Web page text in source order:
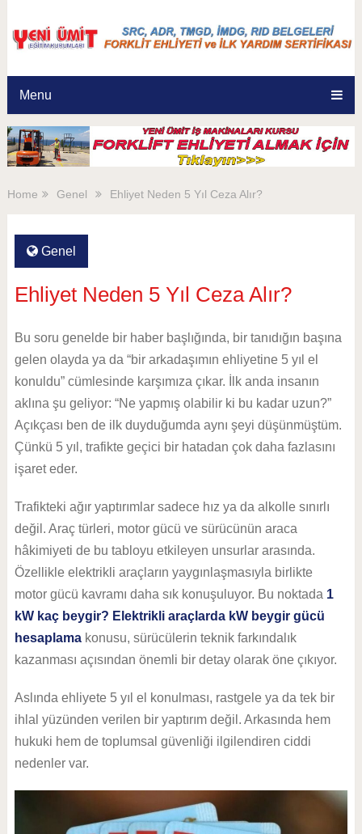
Menu
Home Genel Ehliyet Neden 5 Yıl Ceza Alır?
Genel
Ehliyet Neden 5 Yıl Ceza Alır?
Bu soru genelde bir haber başlığında, bir tanıdığın başına
gelen olayda ya da “bir arkadaşımın ehliyetine 5 yıl el
konuldu” cümlesinde karşımıza çıkar. İlk anda insanın
aklına şu geliyor: “Ne yapmış olabilir ki bu kadar uzun?”
Açıkçası ben de ilk duyduğumda aynı şeyi düşünmüştüm.
Çünkü 5 yıl, trafikte geçici bir hatadan çok daha fazlasını
işaret eder.
Trafikteki ağır yaptırımlar sadece hız ya da alkolle sınırlı
değil. Araç türleri, motor gücü ve sürücünün araca
hâkimiyeti de bu tabloyu etkileyen unsurlar arasında.
Özellikle elektrikli araçların yaygınlaşmasıyla birlikte
motor gücü kavramı daha sık konuşuluyor. Bu noktada 1
kW kaç beygir? Elektrikli araçlarda kW beygir gücü
hesaplamakonusu, sürücülerin teknik farkındalık
kazanması açısından önemli bir detay olarak öne çıkıyor.
Aslında ehliyete 5 yıl el konulması, rastgele ya da tek bir
ihlal yüzünden verilen bir yaptırım değil. Arkasında hem
hukuki hem de toplumsal güvenliği ilgilendiren ciddi
nedenler var.